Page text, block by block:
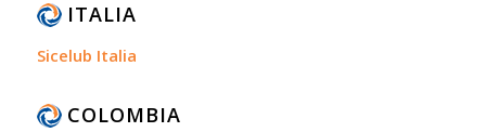
ITALIA
Sicelub Italia
COLOMBIA